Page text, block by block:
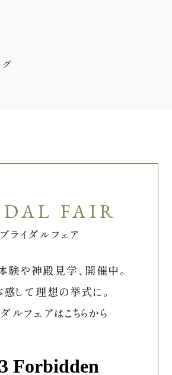
ブライダルフェア
験や神殿見学、開催中。
して理想の挙式に。
ルフェアはこちらから